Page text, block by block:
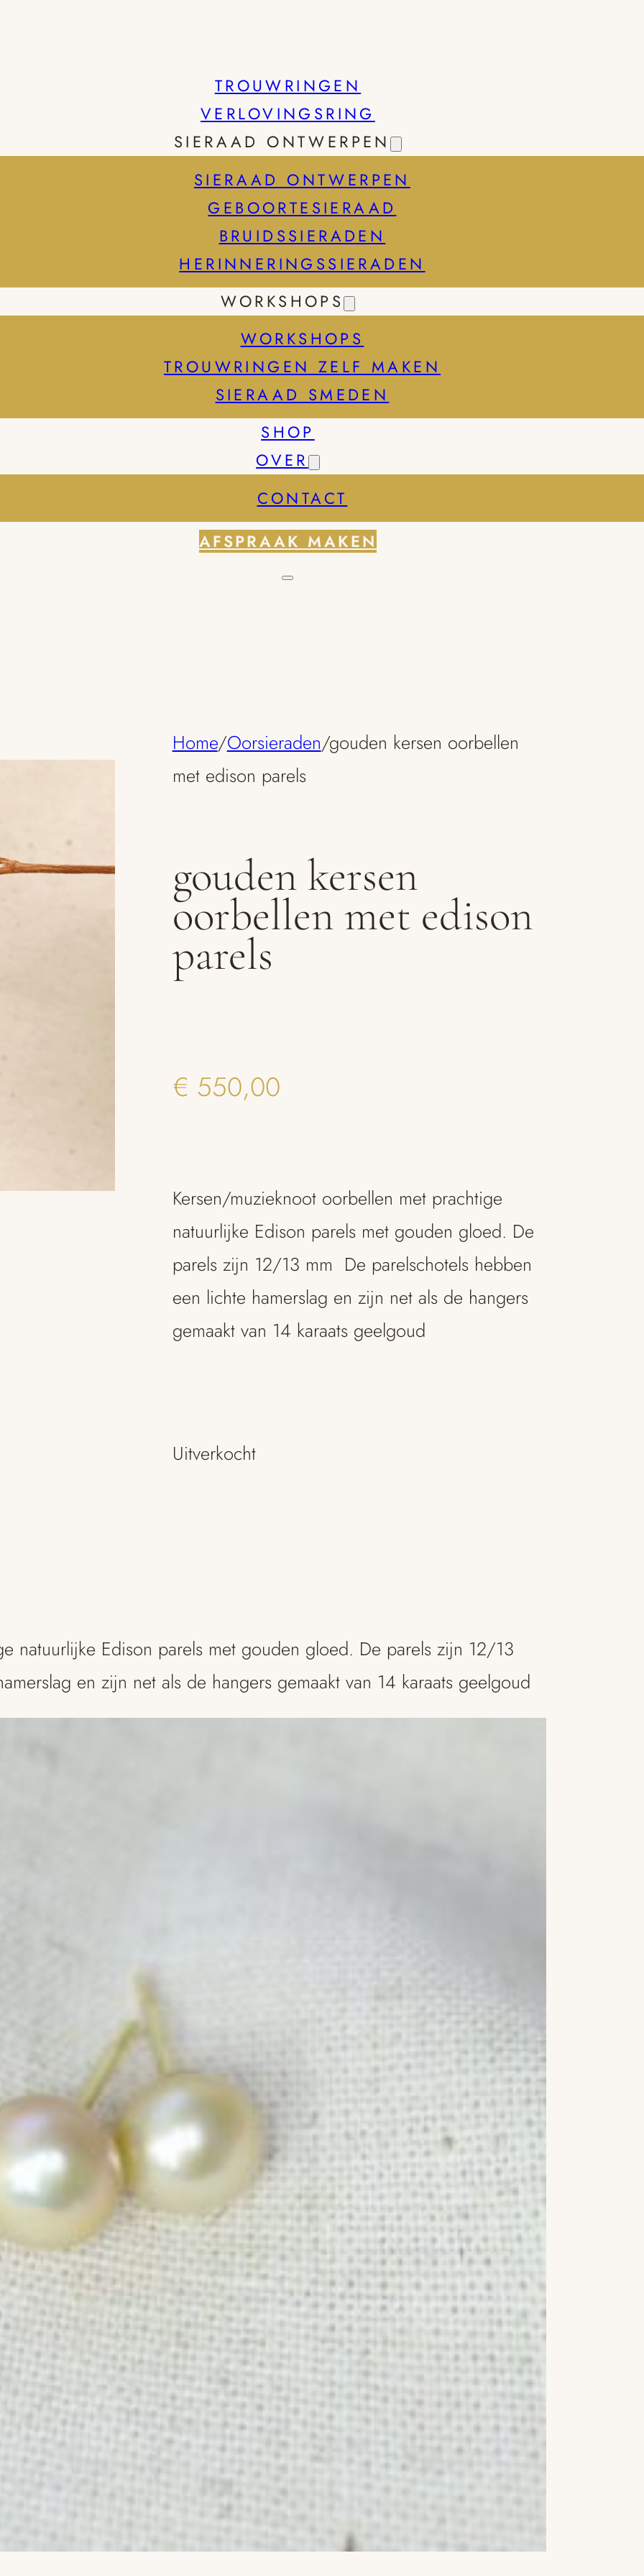
TROUWRINGEN
VERLOVINGSRING
SIERAAD ONTWERPEN
SIERAAD ONTWERPEN
GEBOORTESIERAAD
BRUIDSSIERADEN
HERINNERINGSSIERADEN
WORKSHOPS
WORKSHOPS
TROUWRINGEN ZELF MAKEN
SIERAAD SMEDEN
SHOP
OVER
CONTACT
AFSPRAAK MAKEN
Home/Oorsieraden/gouden kersen oorbellen
met edison parels
gouden kersen
oorbellen met edison
parels
€ 550,00
Kersen/muzieknoot oorbellen met prachtige
natuurlijke Edison parels met gouden gloed. De
parels zijn 12/13 mm De parelschotels hebben
een lichte hamerslag en zijn net als de hangers
gemaakt van 14 karaats geelgoud
Uitverkocht
natuurlijke Edison parels met gouden gloed. De parels zijn 12/13
en zijn net als de hangers gemaakt van 14 karaats geelgoud